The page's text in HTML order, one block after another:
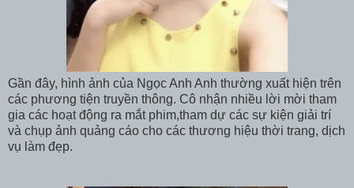
Gần đây, hình ảnh của Ngọc Anh Anh thường xuất hiện trên
các phương tiện truyền thông. Cô nhận nhiều lời mời tham
gia các hoạt động ra mắt phim,tham dự các sự kiện giải trí
và chụp ảnh quảng cáo cho các thương hiệu thời trang, dịch
vụ làm đẹp.